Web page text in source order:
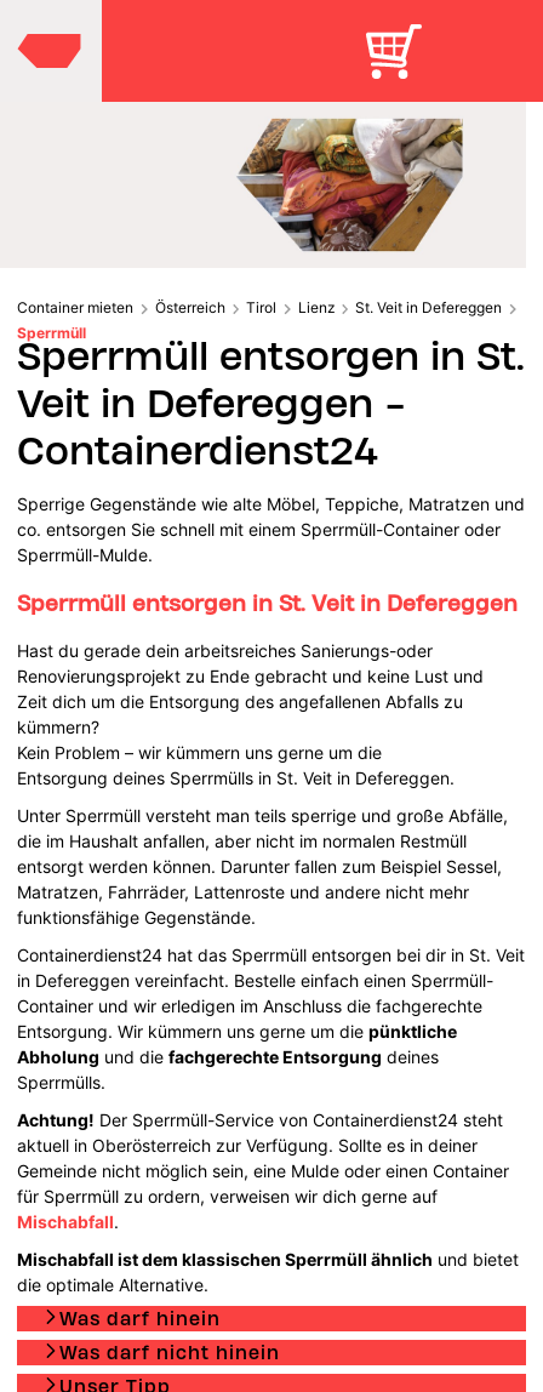
Container mieten Österreich Tirol Lienz
St. Veit in Defereggen
Sperrmüll
Sperrmüll entsorgen in St.
Veit in Defereggen -
Containerdienst24
Sperrige Gegenstände wie alte Möbel, Teppiche, Matratzen und
co. entsorgen Sie schnell mit einem Sperrmüll-Container oder
Sperrmüll-Mulde.
Sperrmüll entsorgen in St. Veit in Defereggen
Hast du gerade dein arbeitsreiches Sanierungs-oder
Renovierungsprojekt zu Ende gebracht und keine Lust und
Zeit dich um die Entsorgung des angefallenen Abfalls zu
kümmern?
Kein Problem – wir kümmern uns gerne um die
Entsorgung deines Sperrmülls in St. Veit in Defereggen.
Unter Sperrmüll versteht man teils sperrige und große Abfälle,
die im Haushalt anfallen, aber nicht im normalen Restmüll
entsorgt werden können. Darunter fallen zum Beispiel Sessel,
Matratzen, Fahrräder, Lattenroste und andere nicht mehr
funktionsfähige Gegenstände.
Containerdienst24 hat das Sperrmüll entsorgen bei dir in St. Veit
in Defereggen vereinfacht. Bestelle einfach einen Sperrmüll-
Container und wir erledigen im Anschluss die fachgerechte
Entsorgung. Wir kümmern uns gerne um diepünktliche
Abholung und diefachgerechte Entsorgung deines
Sperrmülls.
Achtung! Der Sperrmüll-Service von Containerdienst24 steht
aktuell in Oberösterreich zur Verfügung. Sollte es in deiner
Gemeinde nicht möglich sein, eine Mulde oder einen Container
für Sperrmüll zu ordern, verweisen wir dich gerne auf
Mischabfall.
Mischabfall ist dem klassischen Sperrmüll ähnlich und bietet
die optimale Alternative.
Was darf hinein
Was darf nicht hinein
Unser Tipp